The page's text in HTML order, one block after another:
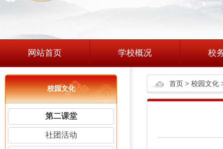
网站首页 学校概况 校
校园文化
第二课堂
社团活动
首页 > 校园文化